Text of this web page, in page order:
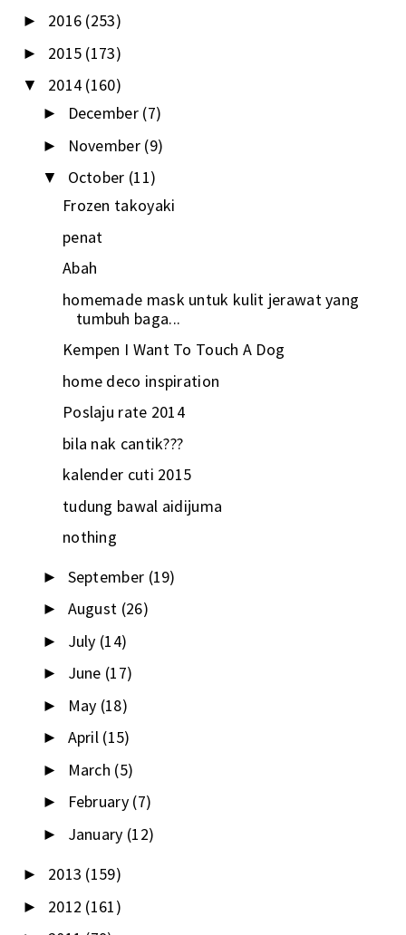
► 2016 (253)
► 2015 (173)
▼ 2014 (160)
► December (7)
► November (9)
▼ October (11)
Frozen takoyaki
penat
Abah
homemade mask untuk kulit jerawat yang
tumbuh baga...
Kempen I Want To Touch A Dog
home deco inspiration
Poslaju rate 2014
bila nak cantik???
kalender cuti 2015
tudung bawal aidijuma
nothing
► September (19)
► August (26)
► July (14)
► June (17)
► May (18)
► April (15)
► March (5)
► February (7)
► January (12)
► 2013 (159)
► 2012 (161)